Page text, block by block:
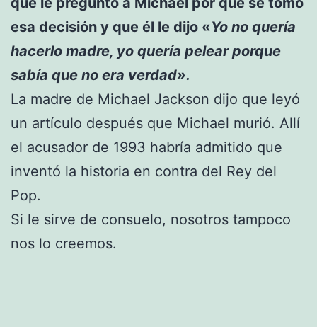
esa decisión y que él le dijo «Yo no quería
hacerlo madre, yo quería pelear porque
sabía que no era verdad».
La madre de Michael Jackson dijo que leyó
un artículo después que Michael murió. Allí
el acusador de 1993 habría admitido que
inventó la historia en contra del Rey del
Pop.
Si le sirve de consuelo, nosotros tampoco
nos lo creemos.